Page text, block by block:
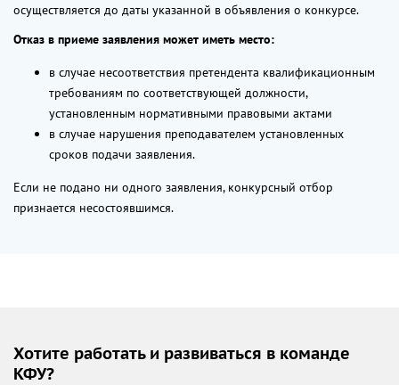
осуществляется до даты указанной в объявления о конкурсе.
Отказ в приеме заявления может иметь место:
в случае несоответствия претендента квалификационным
требованиям по соответствующей должности,
установленным нормативными правовыми актами
в случае нарушения преподавателем установленных
сроков подачи заявления.
Если не подано ни одного заявления, конкурсный отбор
признается несостоявшимся.
Хотите работать и развиваться в команде
КФУ?